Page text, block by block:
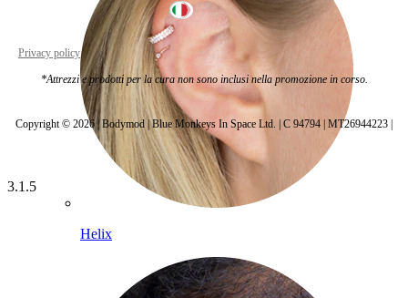
Helix
Italy
Privacy policy Cookie settings
*Attrezzi e prodotti per la cura non sono inclusi nella promozione in corso.
Copyright © 2026 | Bodymod | Blue Monkeys In Space Ltd. | C 94794 | MT26944223 |
3.1.5